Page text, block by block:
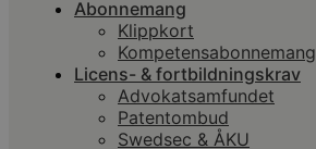
Abonnemang
Klippkort
Kompetensabonnemang
Licens- & fortbildningskrav
Advokatsamfundet
Patentombud
Swedsec & ÅKU